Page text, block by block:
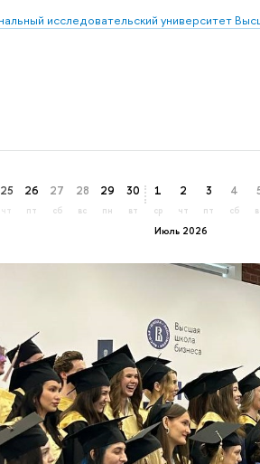
исследовательский университет
25
чт
26
пт
27
сб
28
вс
29
пн
30
вт
Июль 2026
1
ср
2
чт
3
пт
4
сб